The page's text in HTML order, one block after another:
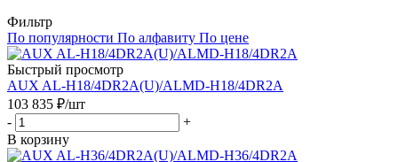
Фильтр
По популярности По алфавиту По цене
Быстрый просмотр
AUX AL-H18/4DR2A(U)/ALMD-H18/4DR2A
103 835 ₽/шт
-
+
В корзину